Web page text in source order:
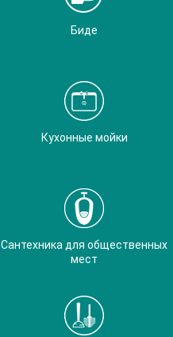
Биде
Кухонные мойки
Сантехника для общественных
мест